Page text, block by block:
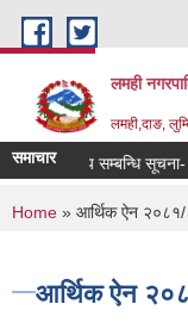
Skip to main content
लमही
लमही,दाङ,
समाचारआशय सम्बन्धि सूचना-
You are
Home » आर्थिक ऐन
आर्थिक ऐन